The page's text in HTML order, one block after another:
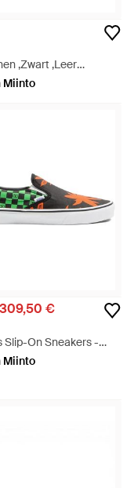
,Zwart ,Leer
44 Lx - Zwart
Miinto
309,50 €
Slip-On Sneakers -
Miinto